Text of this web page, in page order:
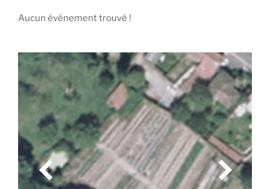
Aucun événement trouvé !